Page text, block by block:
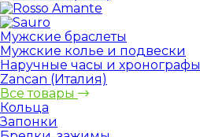
Мужские браслеты
Мужские колье и подвески
Наручные часы и хронографы
Zancan (Италия)
Все товары
Кольца
Запонки